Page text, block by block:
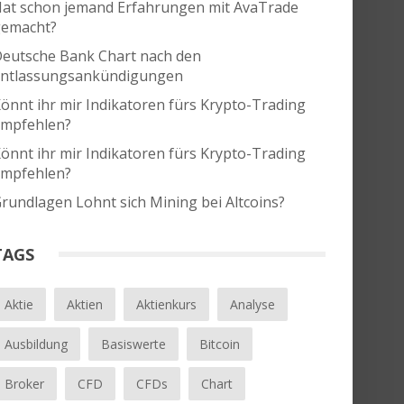
schon jemand Erfahrungen mit AvaTrade
Bank Chart nach den
ihr mir Indikatoren fürs Krypto-Trading
ihr mir Indikatoren fürs Krypto-Trading
Lohnt sich Mining bei Altcoins?
Aktie Aktien Aktienkurs Analyse
Ausbildung Basiswerte Bitcoin
Broker CFD CFDs Chart